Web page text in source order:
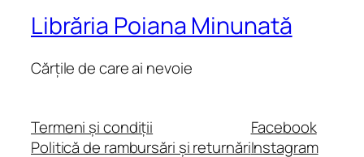
Librăria Poiana Minunată
Cărțile de care ai nevoie
Termeni și condiții
Politică de rambursări și returnări
Facebook
Instagram